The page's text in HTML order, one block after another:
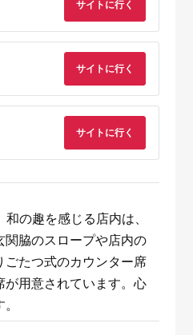
【ふるさと納税】【三
陸宮古重茂産】無添加
焼きうに 80g×2、5、
きうに うに ウニ 雲丹
はんのお供 惣菜 魚介
海産物 岩手県 宮古市
産地直送 冷凍 贈答 ギ
フト 送料無料 【配送
不可地域：離島】
【G1335814】
5.0
寄付金額:24,000円
石川県 志賀町
【ふるさと納税】
【ご自宅用】 ふぞろ
い ころ柿 約800g
吉農園 石川県 志賀町
くだもの ドラフルー
ツ 800グラム 自然の
甘さ 手作り てづくり
最勝柿 ふるさと納税
寄付金額:18,000
サイトに行く
サイトに行く
サイトに行く
の趣を感じる店内は、
関脇のスロープや店内の
ごたつ式のカウンター席
が用意されています。心